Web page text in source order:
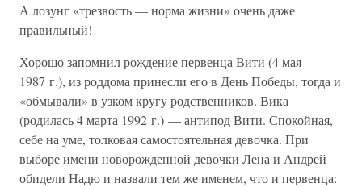
А лозунг «трезвость — норма жизни» очень даже
правильный!
Хорошо запомнил рождение первенца Вити (4 мая
1987 г.), из роддома принесли его в День Победы, тогда и
«обмывали» в узком кругу родственников. Вика
(родилась 4 марта 1992 г.) — антипод Вити. Спокойная,
себе на уме, толковая самостоятельная девочка. При
выборе имени новорожденной девочки Лена и Андрей
обидели Надю и назвали тем же именем, что и первенца: